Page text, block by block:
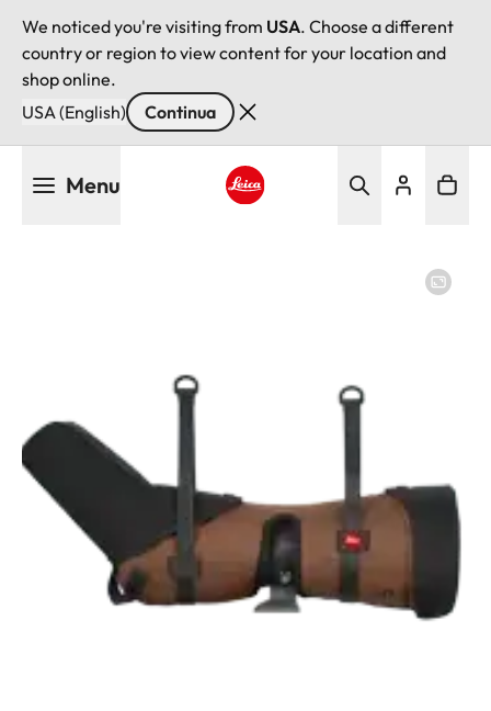
We noticed you're visiting from USA. Choose a different
country or region to view content for your location and
shop online.
USA (English)
Continua
Menu